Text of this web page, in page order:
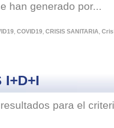
han generado por...
, COVID19, CRISIS SANITARIA,
I+D+I
para el